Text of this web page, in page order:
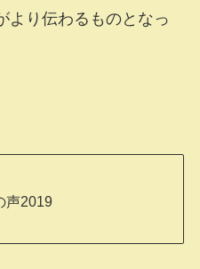
より伝わるものとなっ
声2019